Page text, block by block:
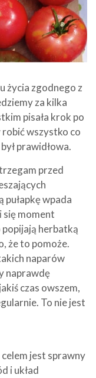
życia zgodnego z
za kilka
pisała krok po
robić wszystko co
prawidłowa.
przed
wpada
się moment
popijają herbatką
że to pomoże.
naparów
naprawdę
czas owszem,
To nie jest
jest sprawny
i układ